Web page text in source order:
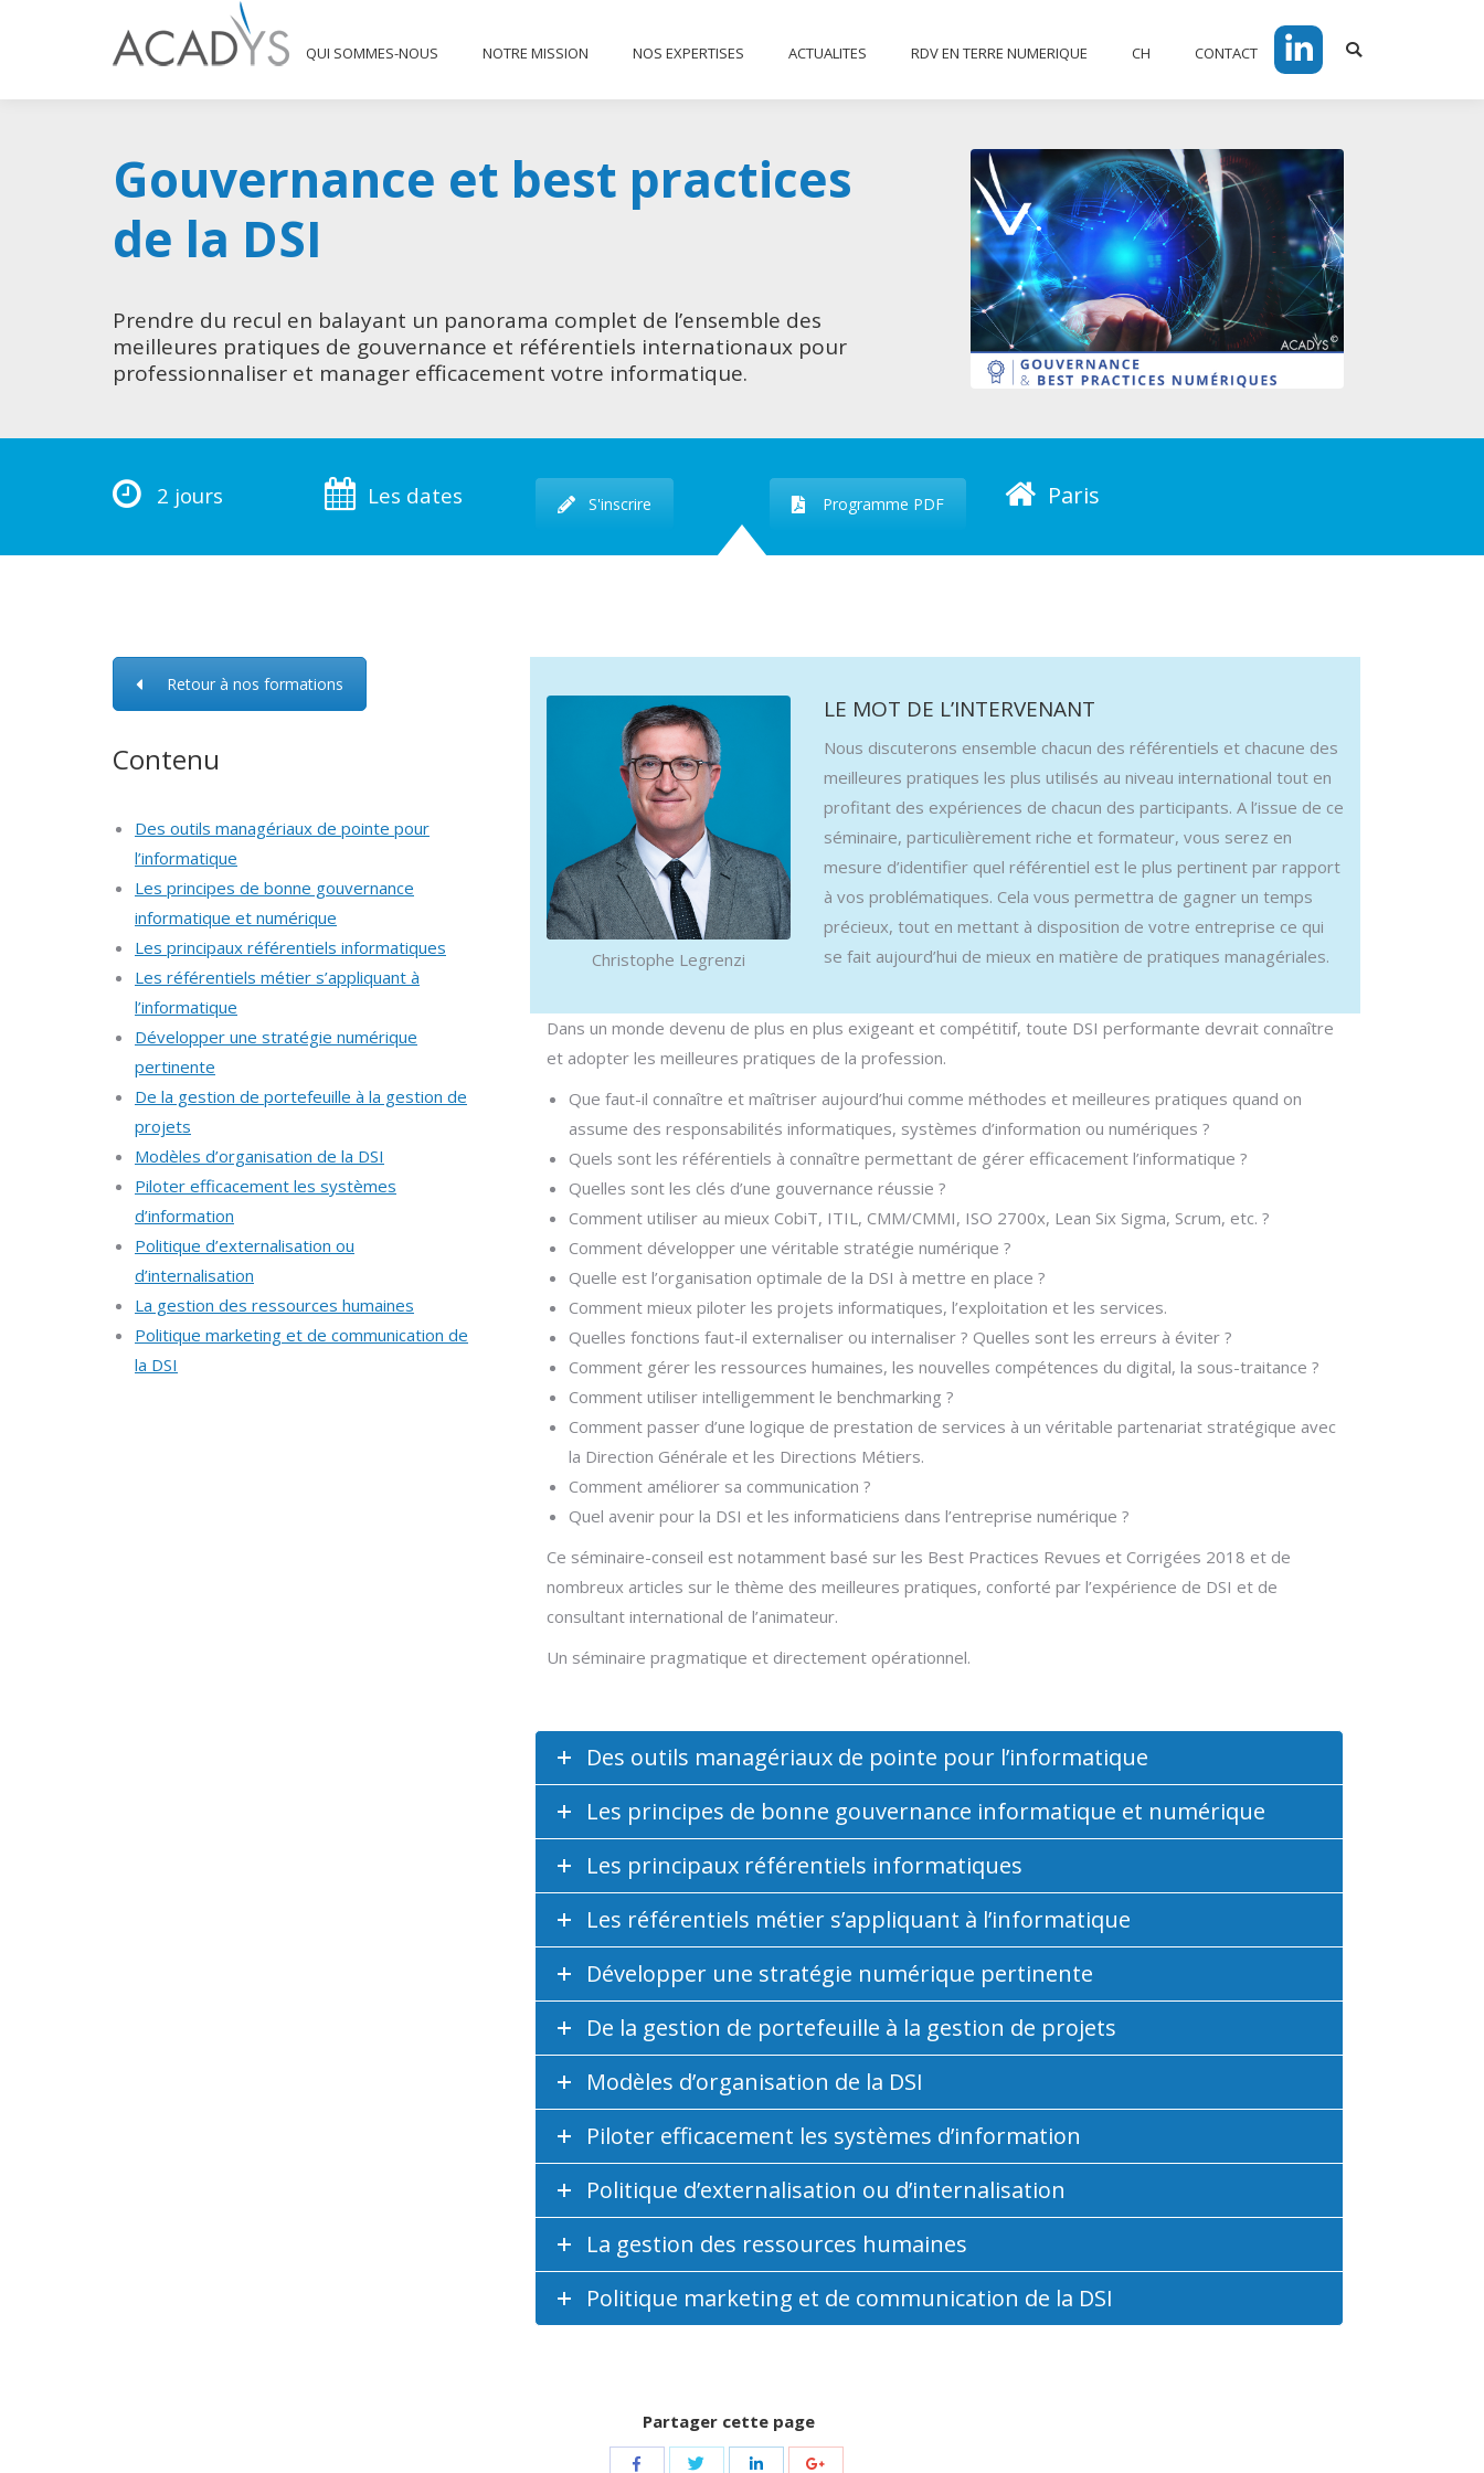
QUI SOMMES-NOUS NOTRE MISSION NOS EXPERTISES ACTUALITES RDV EN TERRE NUMERIQUE CH CONTACT
LinkedIn
Search:
Gouvernance et best practices
de la DSI
Prendre du recul en balayant un panorama complet de l’ensemble des
meilleures pratiques de gouvernance et référentiels internationaux pour
professionnaliser et manager efficacement votre informatique.
2 jours Les dates S'inscrire Programme PDF Paris
Retour à nos formations
Contenu
Des outils managériaux de pointe pour
l’informatique
Les principes de bonne gouvernance
informatique et numérique
Les principaux référentiels informatiques
Les référentiels métier s’appliquant à
l’informatique
Développer une stratégie numérique
pertinente
De la gestion de portefeuille à la gestion de
projets
Modèles d’organisation de la DSI
Piloter efficacement les systèmes
d’information
Politique d’externalisation ou
d’internalisation
La gestion des ressources humaines
Politique marketing et de communication de
la DSI
Christophe Legrenzi
LE MOT DE L’INTERVENANT
Nous discuterons ensemble chacun des référentiels et chacune des
meilleures pratiques les plus utilisés au niveau international tout en
profitant des expériences de chacun des participants. A l’issue de ce
séminaire, particulièrement riche et formateur, vous serez en
mesure d’identifier quel référentiel est le plus pertinent par rapport
à vos problématiques. Cela vous permettra de gagner un temps
précieux, tout en mettant à disposition de votre entreprise ce qui
se fait aujourd’hui de mieux en matière de pratiques managériales.
Dans un monde devenu de plus en plus exigeant et compétitif, toute DSI performante devrait connaître
et adopter les meilleures pratiques de la profession.
Que faut-il connaître et maîtriser aujourd’hui comme méthodes et meilleures pratiques quand on
assume des responsabilités informatiques, systèmes d’information ou numériques ?
Quels sont les référentiels à connaître permettant de gérer efficacement l’informatique ?
Quelles sont les clés d’une gouvernance réussie ?
Comment utiliser au mieux CobiT, ITIL, CMM/CMMI, ISO 2700x, Lean Six Sigma, Scrum, etc. ?
Comment développer une véritable stratégie numérique ?
Quelle est l’organisation optimale de la DSI à mettre en place ?
Comment mieux piloter les projets informatiques, l’exploitation et les services.
Quelles fonctions faut-il externaliser ou internaliser ? Quelles sont les erreurs à éviter ?
Comment gérer les ressources humaines, les nouvelles compétences du digital, la sous-traitance ?
Comment utiliser intelligemment le benchmarking ?
Comment passer d’une logique de prestation de services à un véritable partenariat stratégique avec
la Direction Générale et les Directions Métiers.
Comment améliorer sa communication ?
Quel avenir pour la DSI et les informaticiens dans l’entreprise numérique ?
Ce séminaire-conseil est notamment basé sur les Best Practices Revues et Corrigées 2018 et de
nombreux articles sur le thème des meilleures pratiques, conforté par l’expérience de DSI et de
consultant international de l’animateur.
Un séminaire pragmatique et directement opérationnel.
Des outils managériaux de pointe pour l’informatique
Les principes de bonne gouvernance informatique et numérique
Les principaux référentiels informatiques
Les référentiels métier s’appliquant à l’informatique
Développer une stratégie numérique pertinente
De la gestion de portefeuille à la gestion de projets
Modèles d’organisation de la DSI
Piloter efficacement les systèmes d’information
Politique d’externalisation ou d’internalisation
La gestion des ressources humaines
Politique marketing et de communication de la DSI
Partager cette page
Share
LinkedIn